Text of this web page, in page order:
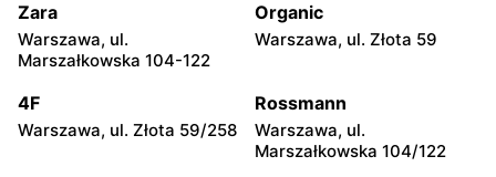
Agata
Bielsko-Biała al. Gen.
Agata
Agata Agata
Lubin, ul. Ścinawska 22a
Zara
Warszawa, ul.
Marszałkowska 104-122
Organic
Warszawa, ul. Złota 59
4F
Warszawa, ul. Złota 59/258
Rossmann
Warszawa, ul.
Marszałkowska 104/122